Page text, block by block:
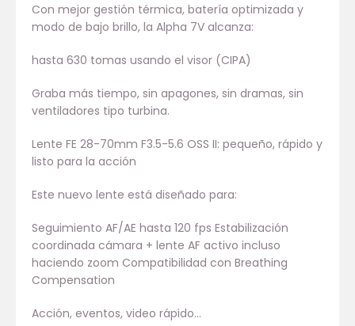
Con mejor gestión térmica, batería optimizada y
modo de bajo brillo, la Alpha 7V alcanza:
hasta 630 tomas usando el visor (CIPA)
Graba más tiempo, sin apagones, sin dramas, sin
ventiladores tipo turbina.
Lente FE 28-70mm F3.5-5.6 OSS II: pequeño, rápido y
listo para la acción
Este nuevo lente está diseñado para:
Seguimiento AF/AE hasta 120 fps Estabilización
coordinada cámara + lente AF activo incluso
haciendo zoom Compatibilidad con Breathing
Compensation
Acción, eventos, video rápido…